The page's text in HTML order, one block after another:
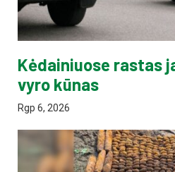
Kėdainiuose rastas
vyro kūnas
Rgp 6, 2026